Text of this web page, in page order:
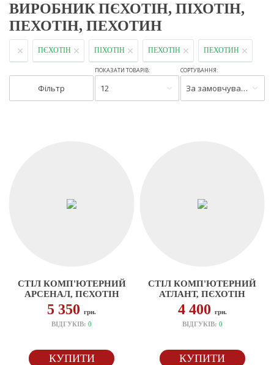
ВИРОБНИК ПЄХОТІН, ПІХОТІН,
ПЕХОТІН, ПЕХОТИН
ПЄХОТІН ПІХОТІН ПЕХОТІН ПЕХОТИН
Фільтр
ПОКАЗАТИ ТОВАРІВ:
12
СОРТУВАННЯ:
За замовчуванням
СТІЛ КОМП'ЮТЕРНИЙ
АРСЕНАЛ, ПЄХОТІН
5 350грн.
ВІДГУКІВ:0
КУПИТИ
СТІЛ КОМП'ЮТЕРНИЙ
АТЛАНТ, ПЄХОТІН
4 400 грн.
ВІДГУКІВ: 0
КУПИТИ